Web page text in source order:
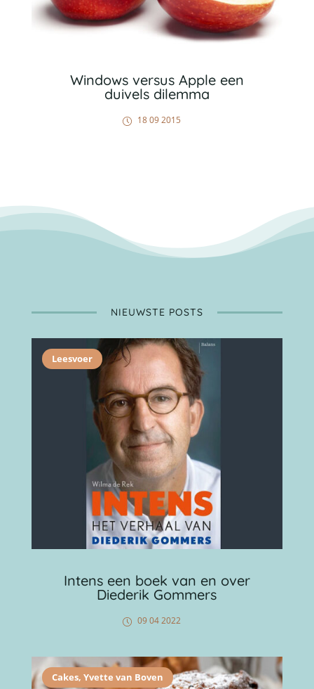
Windows versus Apple een
duivels dilemma
18 09 2015
NIEUWSTE POSTS
Leesvoer
Intens een boek van en over
Diederik Gommers
09 04 2022
Cakes, Yvette van Boven